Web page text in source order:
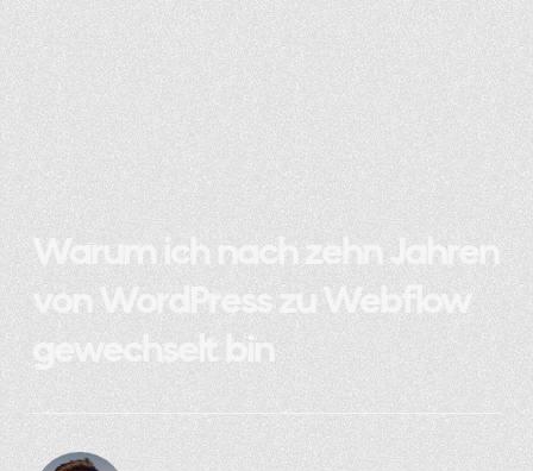
Warum ich nach zehn Jahren
von WordPress zu Webflow
gewechselt bin